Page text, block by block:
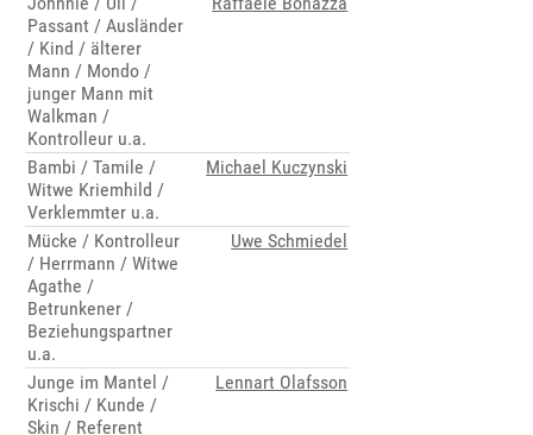
Passant / Ausländer
/ Kind / älterer
Mann / Mondo /
junger Mann mit
Walkman /
Kontrolleur u.a.
Bambi / Tamile /
Witwe Kriemhild /
Verklemmter u.a.
Michael Kuczynski
Mücke / Kontrolleur
/ Herrmann / Witwe
Agathe /
Betrunkener /
Beziehungspartner
u.a.
Uwe Schmiedel
Junge im Mantel /
Krischi / Kunde /
Skin / Referent
Lennart Olafsson